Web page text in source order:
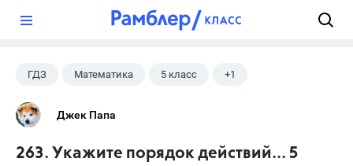
ГДЗ Математика 5 класс +1
Никольский С.М.
Джек Папа
263. Укажите порядок действий... 5